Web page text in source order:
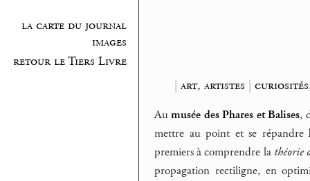
la carte du journal
images
retour le Tiers Livre
|art, artistes |
Aumusée des Phares et Balises,
mettre au point et se répandre
premiers à comprendre la théorie
propagation rectiligne, en